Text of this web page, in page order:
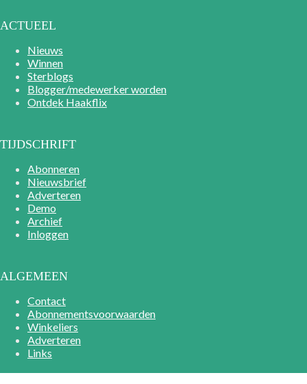
ACTUEEL
Nieuws
Winnen
Sterblogs
Blogger/medewerker worden
Ontdek Haakflix
TIJDSCHRIFT
Abonneren
Nieuwsbrief
Adverteren
Demo
Archief
Inloggen
ALGEMEEN
Contact
Abonnementsvoorwaarden
Winkeliers
Adverteren
Links